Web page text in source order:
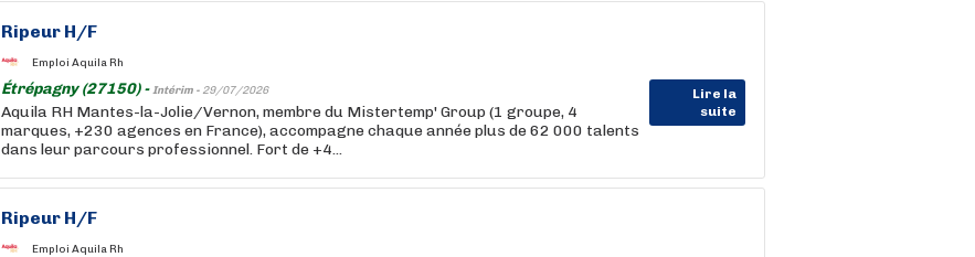
Ripeur H/F
Emploi Aquila Rh
Étrépagny (27150) -Intérim - 29/07/2026
Lire la
suite
Aquila RH Mantes-la-Jolie/Vernon, membre du Mistertemp' Group (1 groupe, 4
marques, +230 agences en France), accompagne chaque année plus de 62 000 talents
dans leur parcours professionnel. Fort de +4...
Ripeur H/F
Emploi Aquila Rh